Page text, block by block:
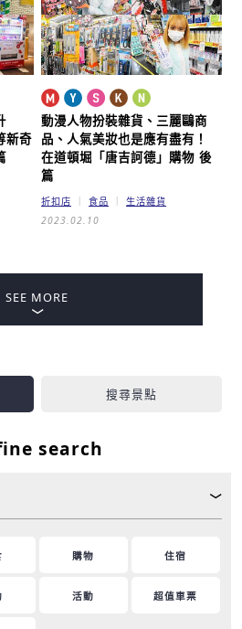
新奇
動漫人物扮裝雜貨、三麗鷗商
品、人氣美妝也是應有盡有！
在道頓堀「唐吉訶德」購物 後
篇
折扣店 食品
生活雜貨
2023.02.10
SEE MORE
搜尋景點
search
購物 住宿
活動 超值車票